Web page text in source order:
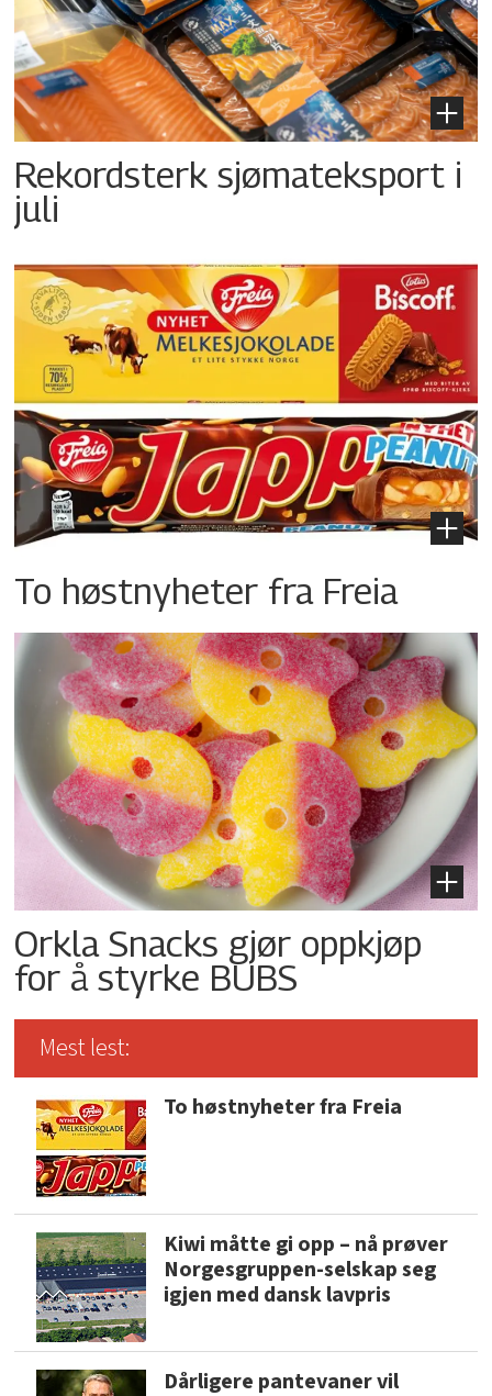
Rekordsterk sjømateksport i
juli
To høstnyheter fra Freia
Orkla Snacks gjør oppkjøp
for å styrke BUBS
Mest lest:
To høstnyheter fra Freia
Kiwi måtte gi opp – nå prøver
Norgesgruppen-selskap seg
igjen med dansk lavpris
Dårligere pantevaner vil